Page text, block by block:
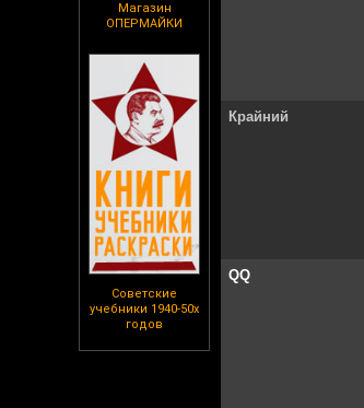
Магазин
ОПЕРМАЙКИ
Советские
учебники 1940-50х
годов
Крайний
QQ